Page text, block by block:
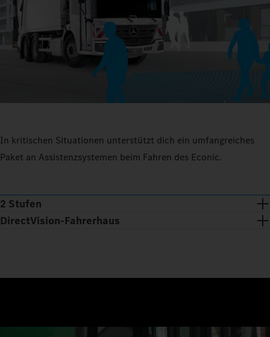
In kritischen Situationen unterstützt dich ein umfangreiches
Paket an Assistenzsystemen beim Fahren des Econic.
2 Stufen
DirectVision-Fahrerhaus